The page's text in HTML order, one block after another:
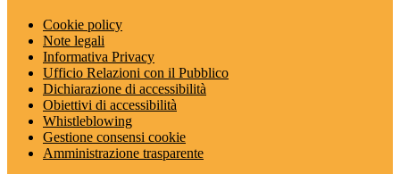
Cookie policy
Note legali
Informativa Privacy
Ufficio Relazioni con il Pubblico
Dichiarazione di accessibilità
Obiettivi di accessibilità
Whistleblowing
Gestione consensi cookie
Amministrazione trasparente